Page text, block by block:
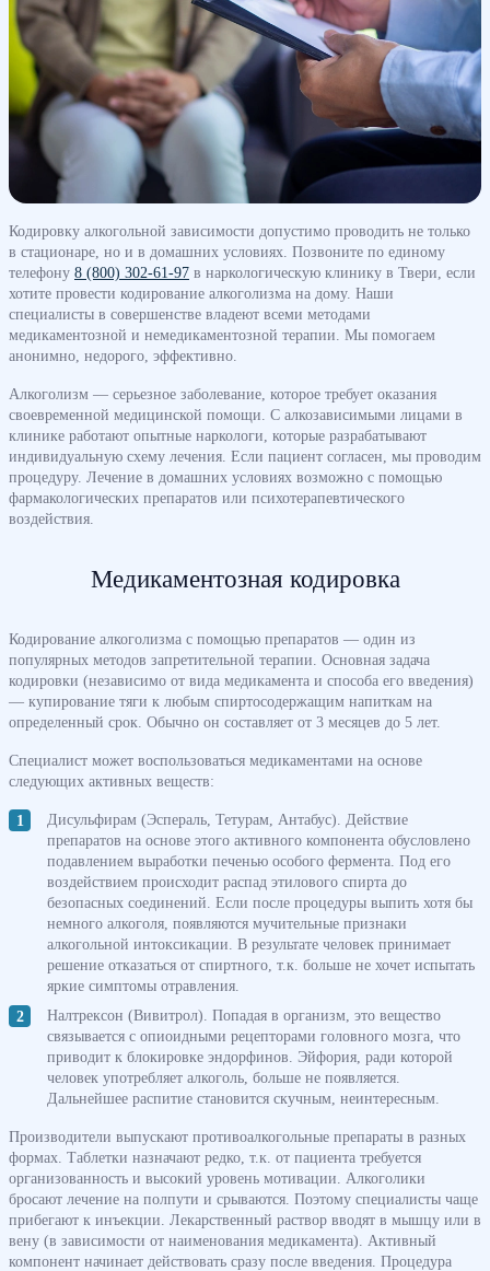
Кодировку алкогольной зависимости допустимо проводить не только
в стационаре, но и в домашних условиях. Позвоните по единому
телефону 8 (800) 302-61-97 в наркологическую клинику в Твери, если
хотите провести кодирование алкоголизма на дому. Наши
специалисты в совершенстве владеют всеми методами
медикаментозной и немедикаментозной терапии. Мы помогаем
анонимно, недорого, эффективно.
Алкоголизм — серьезное заболевание, которое требует оказания
своевременной медицинской помощи. С алкозависимыми лицами в
клинике работают опытные наркологи, которые разрабатывают
индивидуальную схему лечения. Если пациент согласен, мы проводим
процедуру. Лечение в домашних условиях возможно с помощью
фармакологических препаратов или психотерапевтического
воздействия.
Медикаментозная кодировка
Кодирование алкоголизма с помощью препаратов — один из
популярных методов запретительной терапии. Основная задача
кодировки (независимо от вида медикамента и способа его введения)
— купирование тяги к любым спиртосодержащим напиткам на
определенный срок. Обычно он составляет от 3 месяцев до 5 лет.
Специалист может воспользоваться медикаментами на основе
следующих активных веществ:
Дисульфирам (Эспераль, Тетурам, Антабус). Действие
препаратов на основе этого активного компонента обусловлено
подавлением выработки печенью особого фермента. Под его
воздействием происходит распад этилового спирта до
безопасных соединений. Если после процедуры выпить хотя бы
немного алкоголя, появляются мучительные признаки
алкогольной интоксикации. В результате человек принимает
решение отказаться от спиртного, т.к. больше не хочет испытать
яркие симптомы отравления.
Налтрексон (Вивитрол). Попадая в организм, это вещество
связывается с опиоидными рецепторами головного мозга, что
приводит к блокировке эндорфинов. Эйфория, ради которой
человек употребляет алкоголь, больше не появляется.
Дальнейшее распитие становится скучным, неинтересным.
Производители выпускают противоалкогольные препараты в разных
формах. Таблетки назначают редко, т.к. от пациента требуется
организованность и высокий уровень мотивации. Алкоголики
бросают лечение на полпути и срываются. Поэтому специалисты чаще
прибегают к инъекции. Лекарственный раствор вводят в мышцу или в
вену (в зависимости от наименования медикамента). Активный
компонент начинает действовать сразу после введения. Процедура